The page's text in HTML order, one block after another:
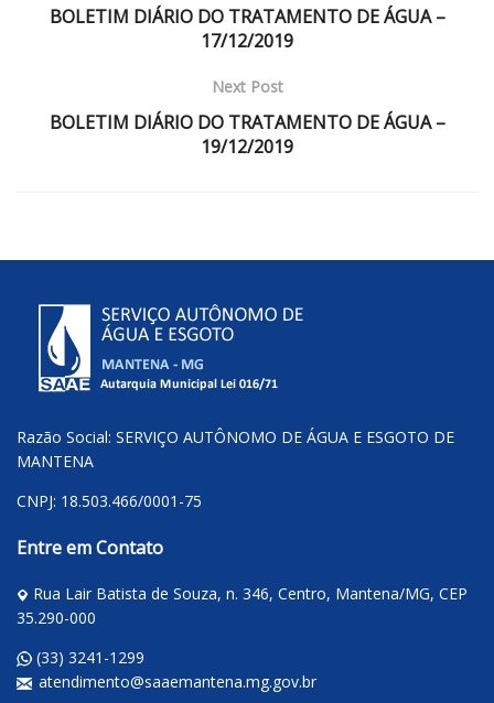
BOLETIM DIÁRIO DO TRATAMENTO DE ÁGUA –
17/12/2019
Next Post
BOLETIM DIÁRIO DO TRATAMENTO DE ÁGUA –
19/12/2019
Razão Social: SERVIÇO AUTÔNOMO DE ÁGUA E ESGOTO DE
MANTENA
CNPJ: 18.503.466/0001-75
Entre em Contato
Rua Lair Batista de Souza, n. 346, Centro, Mantena/MG, CEP
35.290-000
(33) 3241-1299
atendimento@saaemantena.mg.gov.br